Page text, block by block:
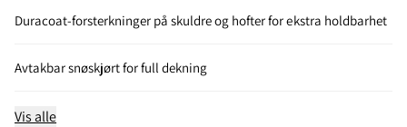
Duracoat-forsterkninger på skuldre og hofter for ekstra holdbarhet
Avtakbar snøskjørt for full dekning
Vis alle